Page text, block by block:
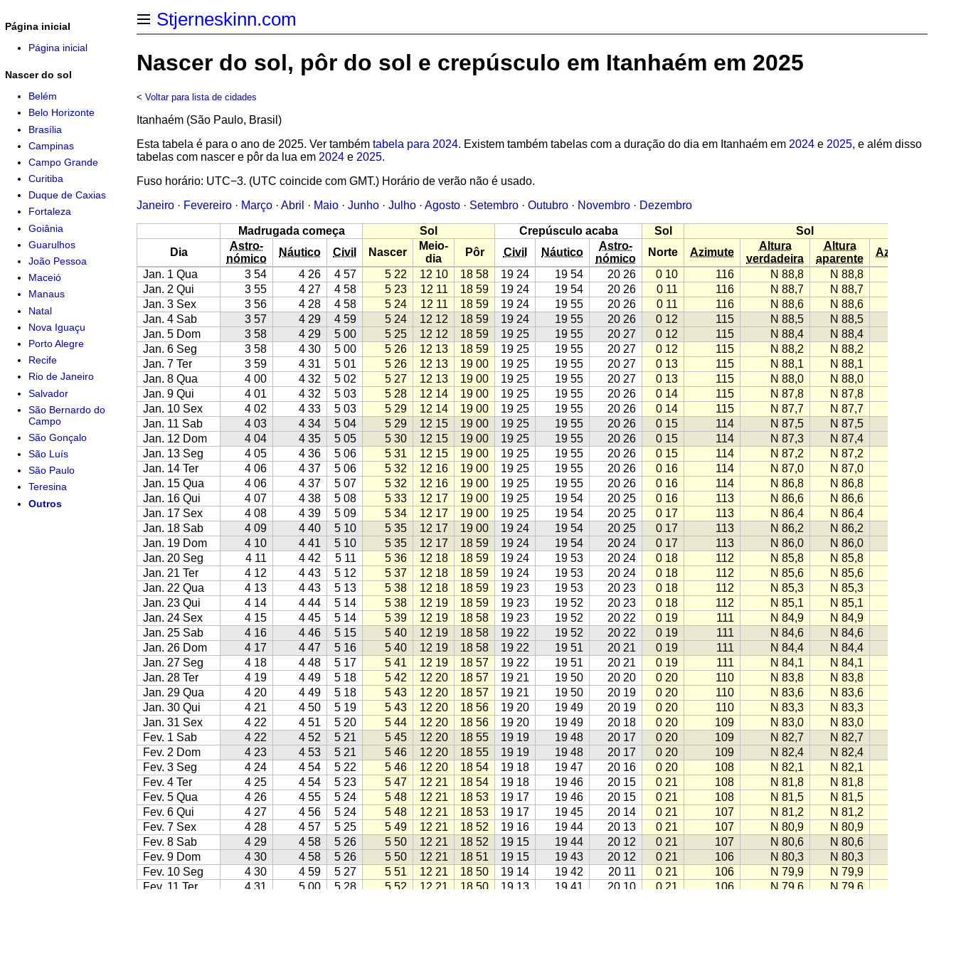
Stjerneskinn.com
Nascer do sol, pôr do sol e crepúsculo em Itanhaém em 2025
< Voltar para lista de cidades
Itanhaém (São Paulo, Brasil)
Esta tabela é para o ano de 2025. Ver também tabela para 2024. Existem também tabelas com a duração do dia em Itanhaém em 2024 e 2025, e além disso
tabelas com nascer e pôr da lua em 2024 e 2025.
Fuso horário: UTC−3. (UTC coincide com GMT.) Horário de verão não é usado.
Janeiro · Fevereiro · Março · Abril · Maio · Junho · Julho · Agosto · Setembro · Outubro · Novembro · Dezembro
Madrugada começa Sol Crepúsculo acaba Sol
Sol
Dia
Astro-
nómico
Náutico Civil Nascer
Meio-
dia
Pôr Civil Náutico
Astro-
nómico
Norte Azimute
Altura
verdadeira
Altura
aparente
Azimute
Jan. 1 Qua
3 54 4 26 4 57 5 22 12 10 18 58 19 24 19 54 20 26 0 10 116 N 88,8 N 88,8
Jan. 2 Qui
3 55 4 27 4 58 5 23 12 11 18 59 19 24 19 54 20 26 0 11 116 N 88,7 N 88,7
Jan. 3 Sex
3 56 4 28 4 58 5 24 12 11 18 59 19 24 19 55 20 26 0 11 116 N 88,6 N 88,6
Jan. 4 Sab
3 57 4 29 4 59 5 24 12 12 18 59 19 24 19 55 20 26 0 12 115 N 88,5 N 88,5
Jan. 5 Dom
3 58 4 29 5 00 5 25 12 12 18 59 19 25 19 55 20 27 0 12 115 N 88,4 N 88,4
Jan. 6 Seg
3 58 4 30 5 00 5 26 12 13 18 59 19 25 19 55 20 27 0 12 115 N 88,2 N 88,2
Jan. 7 Ter
3 59 4 31 5 01 5 26 12 13 19 00 19 25 19 55 20 27 0 13 115 N 88,1 N 88,1
Jan. 8 Qua
4 00 4 32 5 02 5 27 12 13 19 00 19 25 19 55 20 27 0 13 115 N 88,0 N 88,0
Jan. 9 Qui
4 01 4 32 5 03 5 28 12 14 19 00 19 25 19 55 20 26 0 14 115 N 87,8 N 87,8
Jan. 10 Sex
4 02 4 33 5 03 5 29 12 14 19 00 19 25 19 55 20 26 0 14 115 N 87,7 N 87,7
Jan. 11 Sab
4 03 4 34 5 04 5 29 12 15 19 00 19 25 19 55 20 26 0 15 114 N 87,5 N 87,5
Jan. 12 Dom
4 04 4 35 5 05 5 30 12 15 19 00 19 25 19 55 20 26 0 15 114 N 87,3 N 87,4
Jan. 13 Seg
4 05 4 36 5 06 5 31 12 15 19 00 19 25 19 55 20 26 0 15 114 N 87,2 N 87,2
Jan. 14 Ter
4 06 4 37 5 06 5 32 12 16 19 00 19 25 19 55 20 26 0 16 114 N 87,0 N 87,0
Jan. 15 Qua
4 06 4 37 5 07 5 32 12 16 19 00 19 25 19 55 20 26 0 16 114 N 86,8 N 86,8
Jan. 16 Qui
4 07 4 38 5 08 5 33 12 17 19 00 19 25 19 54 20 25 0 16 113 N 86,6 N 86,6
Jan. 17 Sex
4 08 4 39 5 09 5 34 12 17 19 00 19 25 19 54 20 25 0 17 113 N 86,4 N 86,4
Jan. 18 Sab
4 09 4 40 5 10 5 35 12 17 19 00 19 24 19 54 20 25 0 17 113 N 86,2 N 86,2
Jan. 19 Dom
4 10 4 41 5 10 5 35 12 17 18 59 19 24 19 54 20 24 0 17 113 N 86,0 N 86,0
Jan. 20 Seg
4 11 4 42 5 11 5 36 12 18 18 59 19 24 19 53 20 24 0 18 112 N 85,8 N 85,8
Jan. 21 Ter
4 12 4 43 5 12 5 37 12 18 18 59 19 24 19 53 20 24 0 18 112 N 85,6 N 85,6
Jan. 22 Qua
4 13 4 43 5 13 5 38 12 18 18 59 19 23 19 53 20 23 0 18 112 N 85,3 N 85,3
Jan. 23 Qui
4 14 4 44 5 14 5 38 12 19 18 59 19 23 19 52 20 23 0 18 112 N 85,1 N 85,1
Jan. 24 Sex
4 15 4 45 5 14 5 39 12 19 18 58 19 23 19 52 20 22 0 19 111 N 84,9 N 84,9
Jan. 25 Sab
4 16 4 46 5 15 5 40 12 19 18 58 19 22 19 52 20 22 0 19 111 N 84,6 N 84,6
Jan. 26 Dom
4 17 4 47 5 16 5 40 12 19 18 58 19 22 19 51 20 21 0 19 111 N 84,4 N 84,4
Jan. 27 Seg
4 18 4 48 5 17 5 41 12 19 18 57 19 22 19 51 20 21 0 19 111 N 84,1 N 84,1
Jan. 28 Ter
4 19 4 49 5 18 5 42 12 20 18 57 19 21 19 50 20 20 0 20 110 N 83,8 N 83,8
Jan. 29 Qua
4 20 4 49 5 18 5 43 12 20 18 57 19 21 19 50 20 19 0 20 110 N 83,6 N 83,6
Jan. 30 Qui
4 21 4 50 5 19 5 43 12 20 18 56 19 20 19 49 20 19 0 20 110 N 83,3 N 83,3
Jan. 31 Sex
4 22 4 51 5 20 5 44 12 20 18 56 19 20 19 49 20 18 0 20 109 N 83,0 N 83,0
Fev. 1 Sab
4 22 4 52 5 21 5 45 12 20 18 55 19 19 19 48 20 17 0 20 109 N 82,7 N 82,7
Fev. 2 Dom
4 23 4 53 5 21 5 46 12 20 18 55 19 19 19 48 20 17 0 20 109 N 82,4 N 82,4
Fev. 3 Seg
4 24 4 54 5 22 5 46 12 20 18 54 19 18 19 47 20 16 0 20 108 N 82,1 N 82,1
Fev. 4 Ter
4 25 4 54 5 23 5 47 12 21 18 54 19 18 19 46 20 15 0 21 108 N 81,8 N 81,8
Fev. 5 Qua
4 26 4 55 5 24 5 48 12 21 18 53 19 17 19 46 20 15 0 21 108 N 81,5 N 81,5
Fev. 6 Qui
4 27 4 56 5 24 5 48 12 21 18 53 19 17 19 45 20 14 0 21 107 N 81,2 N 81,2
Fev. 7 Sex
4 28 4 57 5 25 5 49 12 21 18 52 19 16 19 44 20 13 0 21 107 N 80,9 N 80,9
Fev. 8 Sab
4 29 4 58 5 26 5 50 12 21 18 52 19 15 19 44 20 12 0 21 107 N 80,6 N 80,6
Fev. 9 Dom
4 30 4 58 5 26 5 50 12 21 18 51 19 15 19 43 20 12 0 21 106 N 80,3 N 80,3
Fev. 10 Seg
4 30 4 59 5 27 5 51 12 21 18 50 19 14 19 42 20 11 0 21 106 N 79,9 N 79,9
Fev. 11 Ter
4 31 5 00 5 28 5 52 12 21 18 50 19 13 19 41 20 10 0 21 106 N 79,6 N 79,6
Página inicial
Página inicial
Nascer do sol
Belém
Belo Horizonte
Brasília
Campinas
Campo Grande
Curitiba
Duque de Caxias
Fortaleza
Goiânia
Guarulhos
João Pessoa
Maceió
Manaus
Natal
Nova Iguaçu
Porto Alegre
Recife
Rio de Janeiro
Salvador
São Bernardo do
Campo
São Gonçalo
São Luís
São Paulo
Teresina
Outros